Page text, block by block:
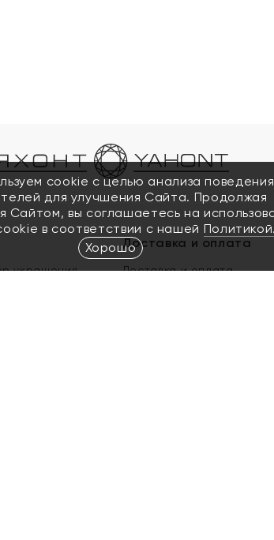
украшения
Доставка и оплата
Доставка и оплата
cookie с целью анализа поведения
для улучшения Сайта. Продолжая
Сайтом, вы соглашаетесь на
в соответствии с нашей Политикой.
Хорошо